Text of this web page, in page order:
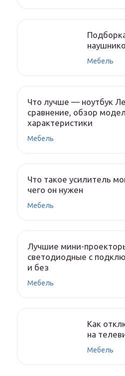
Мебель
Что лучше — ноутбук
сравнение, обзор
характеристики
Мебель
Что такое усилитель
чего он нужен
Мебель
Лучшие мини-
светодиодные с
и без
Мебель
Как
на
Мебель